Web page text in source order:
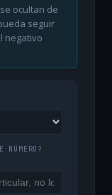
ocultan de
seguir
negativo
NÚMERO?